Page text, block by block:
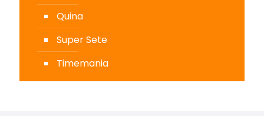
Quina
Super Sete
Timemania